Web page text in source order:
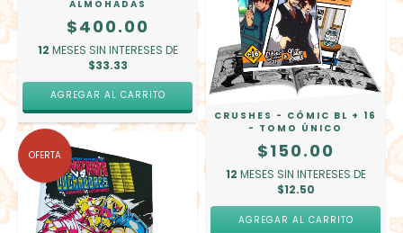
ALMOHADAS
$400.00
12 MESES SIN INTERESES DE
$33.33
AGREGAR AL CARRITO
CRUSHES - CÓMIC BL + 16
- TOMO ÚNICO
$150.00
12 MESES SIN INTERESES DE
$12.50
OFERTA